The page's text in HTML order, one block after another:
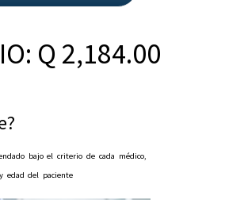
Q 2,184.00
bajo el criterio de cada médico,
edad del paciente